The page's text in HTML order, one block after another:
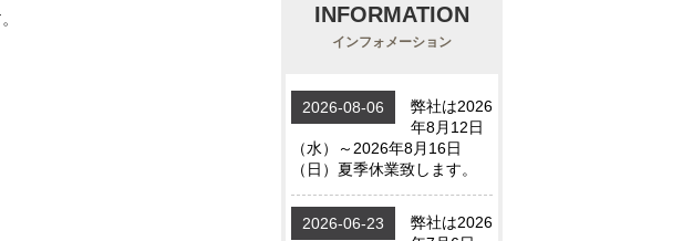
INFORMATION
インフォメーション